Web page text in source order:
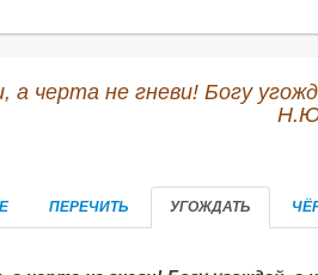
а черта не гневи! Богу
ПЕРЕЧИТЬ УГОЖДАТЬ